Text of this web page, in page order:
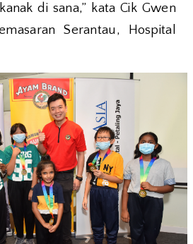
di sana,” kata Cik Gwen
Serantau, Hospital